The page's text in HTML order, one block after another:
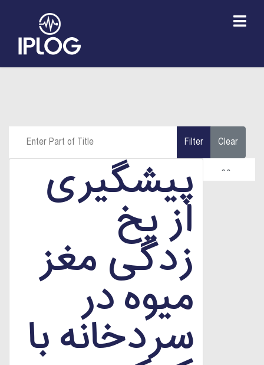
Filter Clear
پیشگیری
از یخ
زدگی مغز
میوه در
سردخانه با